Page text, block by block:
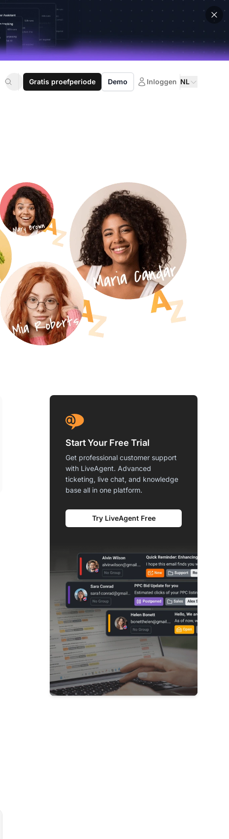
Gratis proefperiode Demo Inloggen NL
Start Your Free Trial
Get professional customer support
with LiveAgent. Advanced
ticketing, live chat, and knowledge
base all in one platform.
Try LiveAgent Free